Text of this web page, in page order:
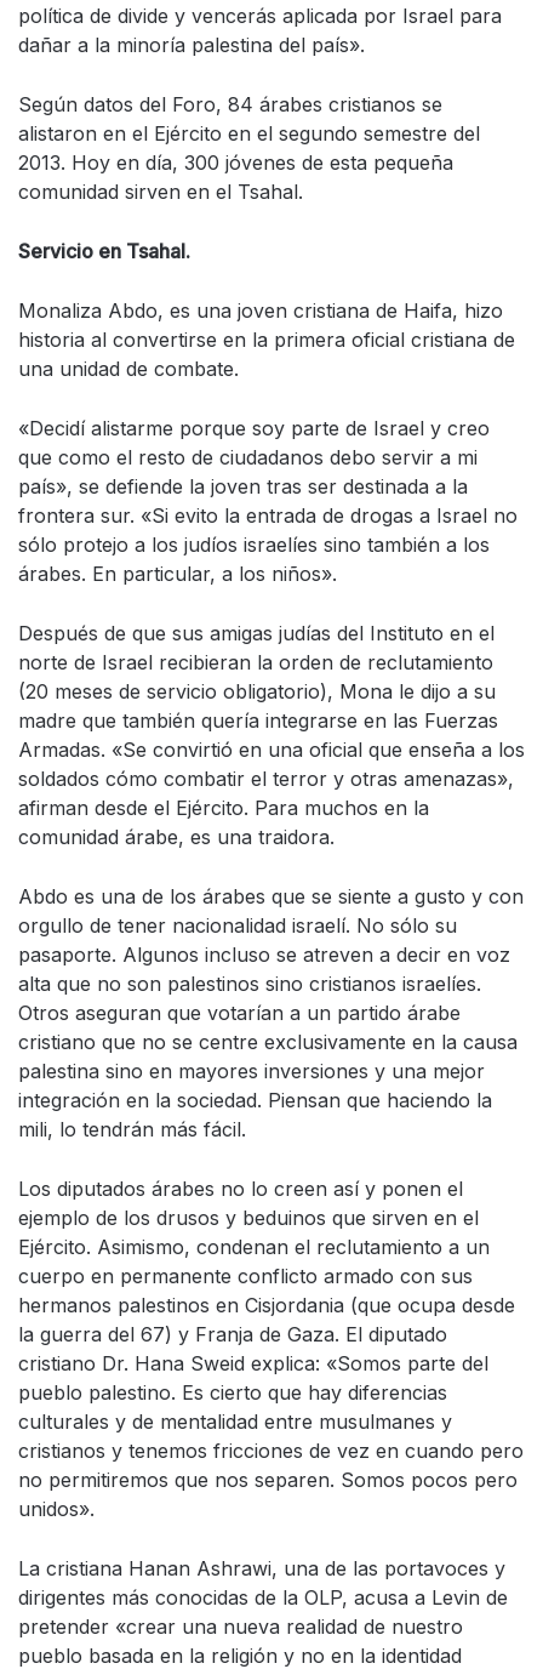
política de divide y vencerás aplicada por Israel para
dañar a la minoría palestina del país».
Según datos del Foro, 84 árabes cristianos se
alistaron en el Ejército en el segundo semestre del
2013. Hoy en día, 300 jóvenes de esta pequeña
comunidad sirven en el Tsahal.
Servicio en Tsahal.
Monaliza Abdo, es una joven cristiana de Haifa, hizo
historia al convertirse en la primera oficial cristiana de
una unidad de combate.
«Decidí alistarme porque soy parte de Israel y creo
que como el resto de ciudadanos debo servir a mi
país», se defiende la joven tras ser destinada a la
frontera sur. «Si evito la entrada de drogas a Israel no
sólo protejo a los judíos israelíes sino también a los
árabes. En particular, a los niños».
Después de que sus amigas judías del Instituto en el
norte de Israel recibieran la orden de reclutamiento
(20 meses de servicio obligatorio), Mona le dijo a su
madre que también quería integrarse en las Fuerzas
Armadas. «Se convirtió en una oficial que enseña a los
soldados cómo combatir el terror y otras amenazas»,
afirman desde el Ejército. Para muchos en la
comunidad árabe, es una traidora.
Abdo es una de los árabes que se siente a gusto y con
orgullo de tener nacionalidad israelí. No sólo su
pasaporte. Algunos incluso se atreven a decir en voz
alta que no son palestinos sino cristianos israelíes.
Otros aseguran que votarían a un partido árabe
cristiano que no se centre exclusivamente en la causa
palestina sino en mayores inversiones y una mejor
integración en la sociedad. Piensan que haciendo la
mili, lo tendrán más fácil.
Los diputados árabes no lo creen así y ponen el
ejemplo de los drusos y beduinos que sirven en el
Ejército. Asimismo, condenan el reclutamiento a un
cuerpo en permanente conflicto armado con sus
hermanos palestinos en Cisjordania (que ocupa desde
la guerra del 67) y Franja de Gaza. El diputado
cristiano Dr. Hana Sweid explica: «Somos parte del
pueblo palestino. Es cierto que hay diferencias
culturales y de mentalidad entre musulmanes y
cristianos y tenemos fricciones de vez en cuando pero
no permitiremos que nos separen. Somos pocos pero
unidos».
La cristiana Hanan Ashrawi, una de las portavoces y
dirigentes más conocidas de la OLP, acusa a Levin de
pretender «crear una nueva realidad de nuestro
pueblo basada en la religión y no en la identidad